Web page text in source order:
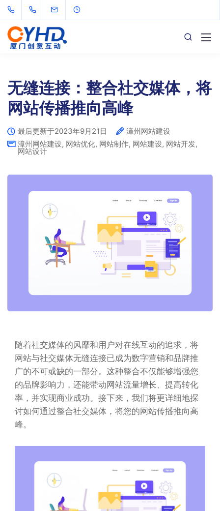
无缝连接：整合社交媒体，将
网站传播推向高峰
最后更新于2023年9月21日
漳州网站建设
漳州网站建设, 网站优化, 网站制作, 网站建设, 网站开发,
网站设计
随着社交媒体的风靡和用户对在线互动的追求，将
网站与社交媒体无缝连接已成为数字营销和品牌推
广的不可或缺的一部分。这种整合不仅能够增强您
的品牌影响力，还能带动网站流量增长、提高转化
率，并实现商业成功。接下来，我们将更详细地探
讨如何通过整合社交媒体，将您的网站传播推向高
峰。